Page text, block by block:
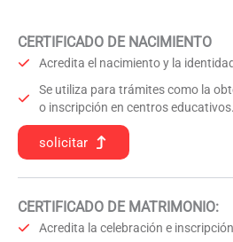
CERTIFICADO DE NACIMIENTO
Acredita el nacimiento y la
Se utiliza para trámites como la
o inscripción en centros educativos.
solicitar
CERTIFICADO DE MATRIMONIO:
Acredita la celebración e